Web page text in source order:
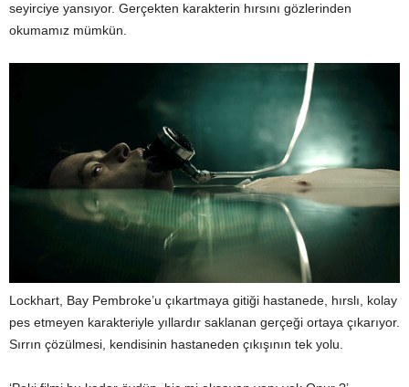
seyirciye yansıyor. Gerçekten karakterin hırsını gözlerinden
okumamız mümkün.
Lockhart, Bay Pembroke’u çıkartmaya gitiği hastanede, hırslı, kolay
pes etmeyen karakteriyle yıllardır saklanan gerçeği ortaya çıkarıyor.
Sırrın çözülmesi, kendisinin hastaneden çıkışının tek yolu.